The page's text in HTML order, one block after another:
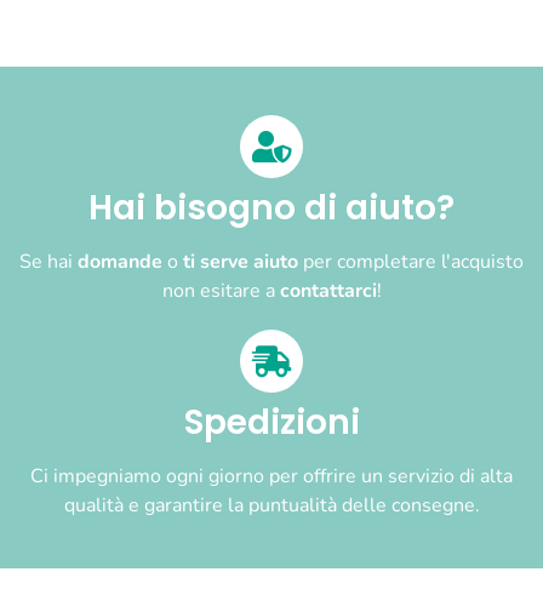
Hai bisogno di aiuto?
Se hai domande o ti serve aiuto per completare l'acquisto
non esitare acontattarci!
Spedizioni
Ci impegniamo ogni giorno per offrire un servizio di alta
qualità e garantire la puntualità delle consegne.